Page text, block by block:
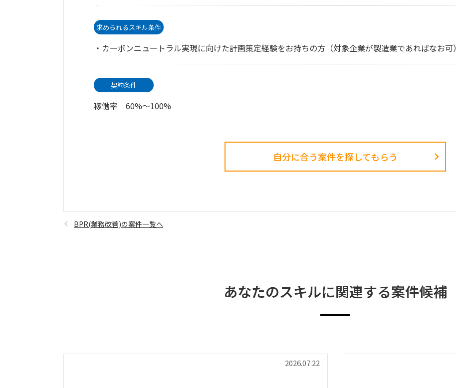
求められるスキル条件
・カーボンニュートラル実現に向けた計画策定経験をお持ちの方（対象企業が製造業であればなお可）
契約条件
稼働率 60%～100%
自分に合う案件を探してもらう​
BPR(業務改善)の案件一覧へ
あなたのスキルに関連する案件候補
2026.07.22